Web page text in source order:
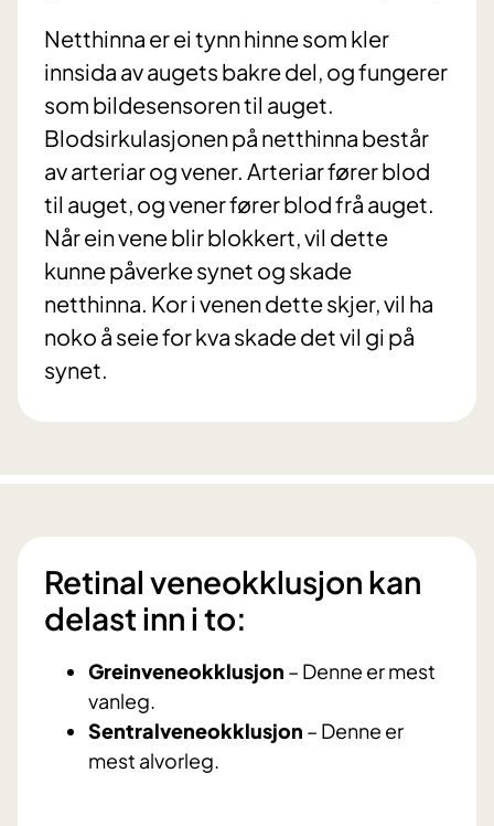
Netthinna er ei tynn hinne som kler
innsida av augets bakre del, og fungerer
som bildesensoren til auget.
Blodsirkulasjonen på netthinna består
av arteriar og vener. Arteriar fører blod
til auget, og vener fører blod frå auget.
Når ein vene blir blokkert, vil dette
kunne påverke synet og skade
netthinna. Kor i venen dette skjer, vil ha
noko å seie for kva skade det vil gi på
synet.
Retinal veneokklusjon kan
delast inn i to:
Greinveneokklusjon – Denne er mest
vanleg.
Sentralveneokklusjon – Denne er
mest alvorleg.